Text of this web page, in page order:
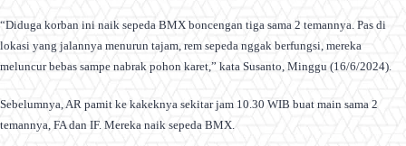
“Diduga korban ini naik sepeda BMX boncengan tiga sama 2 temannya. Pas di
lokasi yang jalannya menurun tajam, rem sepeda nggak berfungsi, mereka
meluncur bebas sampe nabrak pohon karet,” kata Susanto, Minggu (16/6/2024).
Sebelumnya, AR pamit ke kakeknya sekitar jam 10.30 WIB buat main sama 2
temannya, FA dan IF. Mereka naik sepeda BMX.